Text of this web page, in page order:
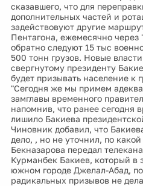
сказавшего, что для
дополнительных частей и
задействовуют другие
Пентагона, ежемесячно
обратно следуют 15 тыс
500 тонн грузов. Новые
свергнутому президенту
будет призывать население к
"Сегодня же мы примем
замглавы временного
напомнив, что ранее сегодня
лишило Бакиева
Чиновник добавил, что
дело, , но не уточнил, по
Бекназарова передал
Курманбек Бакиев, который в
южном городе Джелал-Абад,
радикальных призывов не